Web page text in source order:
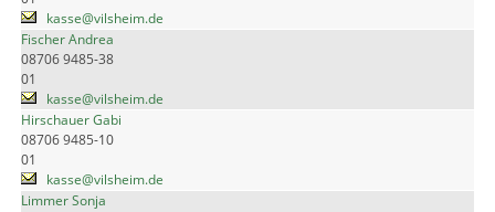
kasse@vilsheim.de
Fischer Andrea
08706 9485-38
01
kasse@vilsheim.de
Hirschauer Gabi
08706 9485-10
01
kasse@vilsheim.de
Limmer Sonja